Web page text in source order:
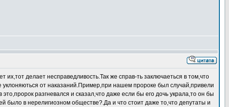
делает несправедливость.Так же справ-ть заключаеться в том,что
от наказаний.Пример,при нашем пророке был случай,привели
разгневался и сказал,что даже если бы его дочь украла,то он бы
было в нерелигиозном обществе?.Да и что стоит даже то,что депутаты и